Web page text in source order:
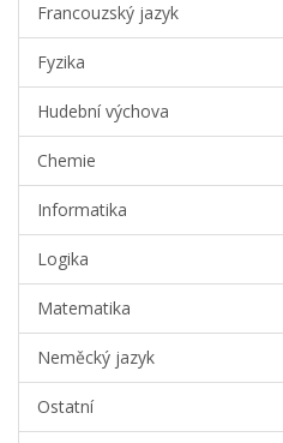
Francouzský jazyk
Fyzika
Hudební výchova
Chemie
Informatika
Logika
Matematika
Neměcký jazyk
Ostatní